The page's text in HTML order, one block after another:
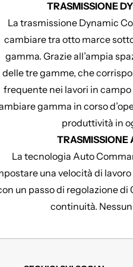
TRASMISSIONE
La trasmissione Dynamic
cambiare tra otto marce
gamma. Grazie all’ampia
delle tre gamme, che
frequente nei lavori in campo
gamma in corso
produttività in
La tecnologia Auto
una velocità di
un passo di regolazione di
continuità.